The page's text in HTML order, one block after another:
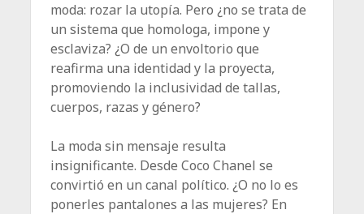
moda: rozar la utopía. Pero ¿no se trata de
un sistema que homologa, impone y
esclaviza? ¿O de un envoltorio que
reafirma una identidad y la proyecta,
promoviendo la inclusividad de tallas,
cuerpos, razas y género?
La moda sin mensaje resulta
insignificante. Desde Coco Chanel se
convirtió en un canal político. ¿O no lo es
ponerles pantalones a las mujeres? En